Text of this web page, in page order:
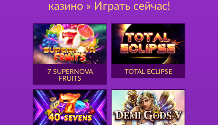
казино » Играть сейчас!
7 SUPERNOVA
FRUITS
TOTAL ECLIPSE